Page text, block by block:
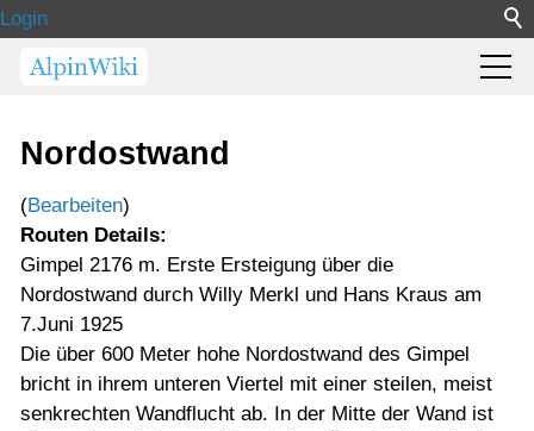
Login
Nordostwand
(Bearbeiten)
Routen Details:
Gimpel 2176 m. Erste Ersteigung über die
Nordostwand durch Willy Merkl und Hans Kraus am
7.Juni 1925
Die über 600 Meter hohe Nordostwand des Gimpel
bricht in ihrem unteren Viertel mit einer steilen, meist
senkrechten Wandflucht ab. In der Mitte der Wand ist